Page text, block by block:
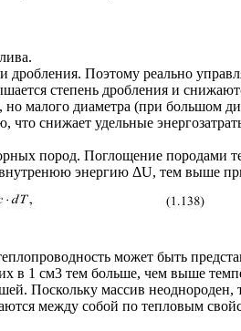
дробления. Поэтому реально
степень дробления и
малого диаметра (при большом
снижает удельные
пород. Поглощение породами
энергию ΔU, тем выше
может быть
1 см3 тем больше, чем выше
Поскольку массив
между собой по тепловым